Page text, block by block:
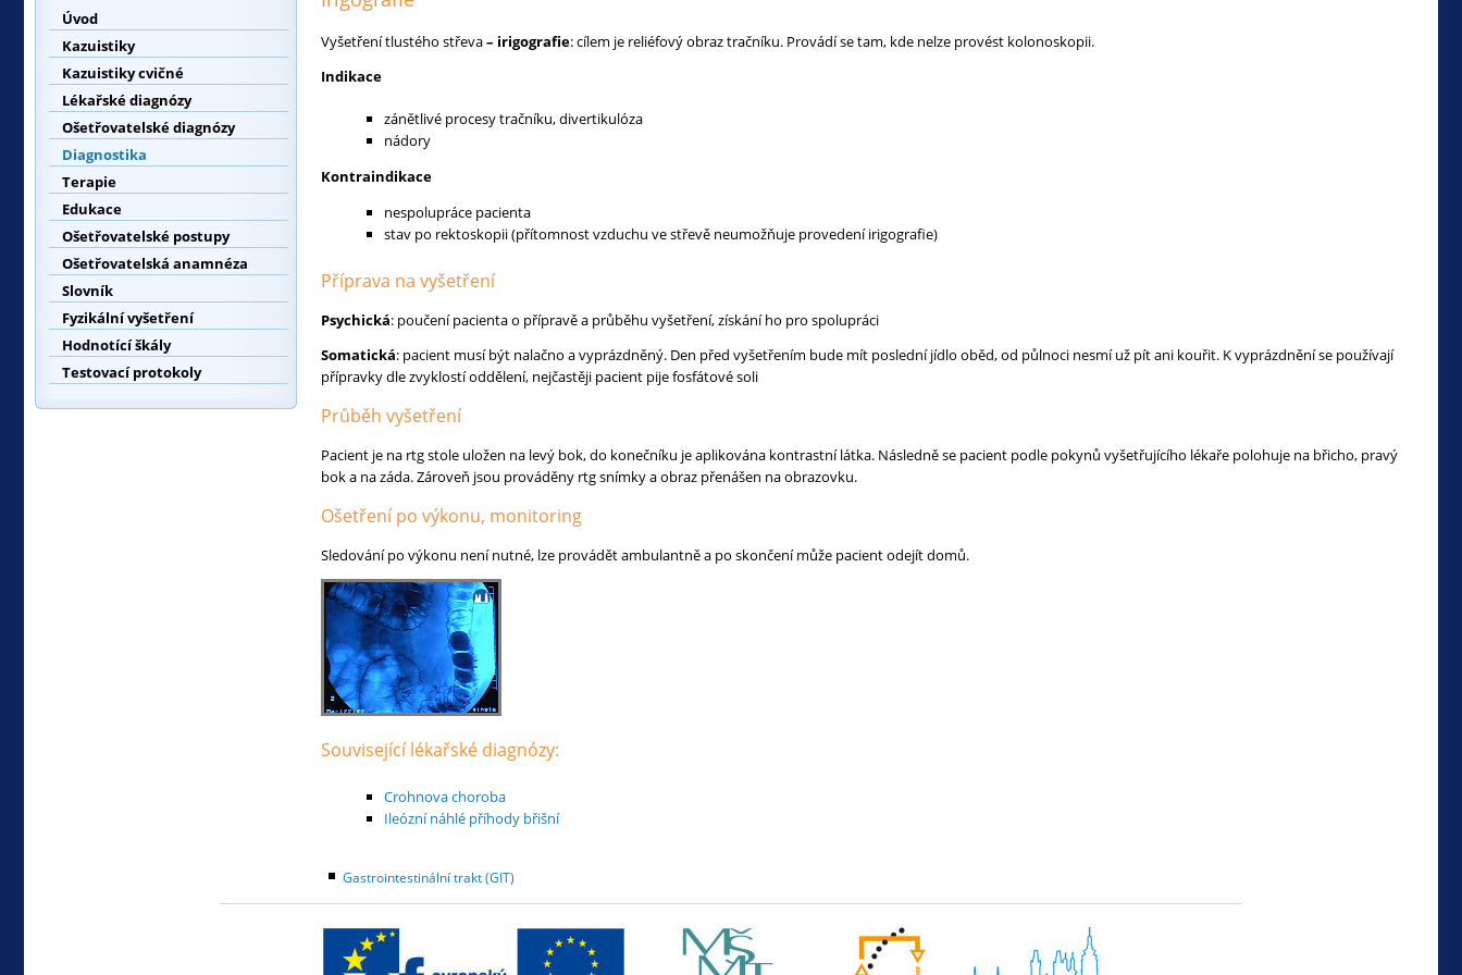
Úvod
Kazuistiky
Kazuistiky cvičné
Lékařské diagnózy
Ošetřovatelské diagnózy
Diagnostika
Terapie
Edukace
Ošetřovatelské postupy
Ošetřovatelská anamnéza
Slovník
Fyzikální vyšetření
Hodnotící škály
Testovací protokoly
Vyšetření tlustého střeva– irigografie: cílem je reliéfový obraz tračníku. Provádí se tam, kde nelze provést kolonoskopii.
Indikace
zánětlivé procesy tračníku, divertikulóza
nádory
Kontraindikace
nespolupráce pacienta
stav po rektoskopii (přítomnost vzduchu ve střevě neumožňuje provedení irigografie)
Příprava na vyšetření
Psychická: poučení pacienta o přípravě a průběhu vyšetření, získání ho pro spolupráci
Somatická: pacient musí být nalačno a vyprázdněný. Den před vyšetřením bude mít poslední jídlo oběd, od půlnoci nesmí už pít ani kouřit. K vyprázdnění se používají
přípravky dle zvyklostí oddělení, nejčastěji pacient pije fosfátové soli
Průběh vyšetření
Pacient je na rtg stole uložen na levý bok, do konečníku je aplikována kontrastní látka. Následně se pacient podle pokynů vyšetřujícího lékaře polohuje na břicho, pravý
bok a na záda. Zároveň jsou prováděny rtg snímky a obraz přenášen na obrazovku.
Ošetření po výkonu, monitoring
Sledování po výkonu není nutné, lze provádět ambulantně a po skončení může pacient odejít domů.
Související lékařské diagnózy:
Crohnova choroba
Ileózní náhlé příhody břišní
Gastrointestinální trakt (GIT)